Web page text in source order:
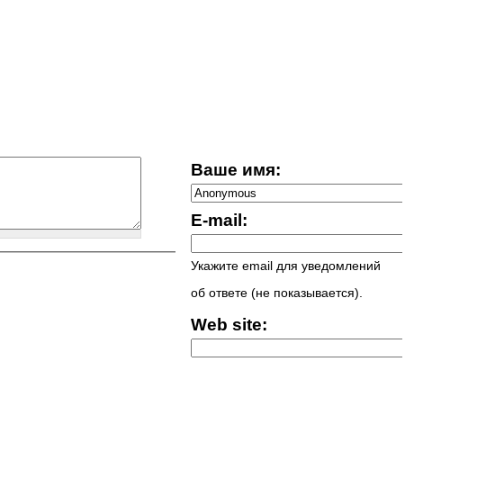
Ваше имя:
E-mail:
Укажите email для уведомлений
об ответе (не показывается).
Web site: